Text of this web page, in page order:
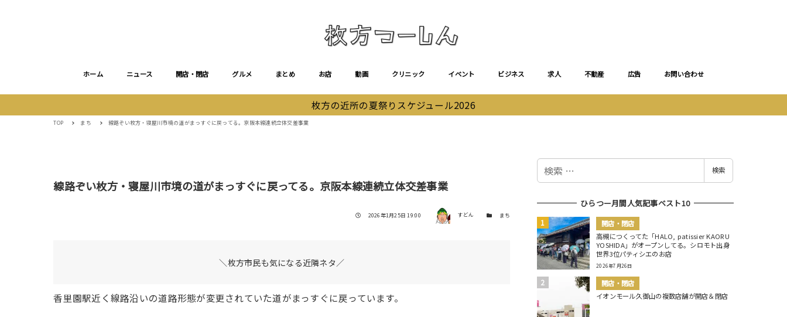
ホーム ニュース 開店・閉店 グルメ まとめ お店 動画 クリニック イベント ビジネス 求人 不動産 広告 お問い合わせ
枚方の近所の夏祭りスケジュール2026
TOP まち 線路ぞい枚方・寝屋川市境の道がまっすぐに戻ってる。京阪本線連続立体交差事業
線路ぞい枚方・寝屋川市境の道がまっすぐに戻ってる。京阪本線連続立体交差事業
投稿日
2026年1月25日 19:00 著者 すどん カテゴリー
まち
＼枚方市民も気になる近隣ネタ／
香里園駅近く線路沿いの道路形態が変更されていた道がまっすぐに戻っています。
検
検索
ひらつー月間人気記事ベスト10
開店・閉店
高槻につくってた「HALO, patissier KAORU
YOSHIDA」がオープンしてる。シロモト出身
世界3位パティシエのお店
2026年7月26日
開店・閉店
イオンモール久御山の複数店舗が開店＆閉店